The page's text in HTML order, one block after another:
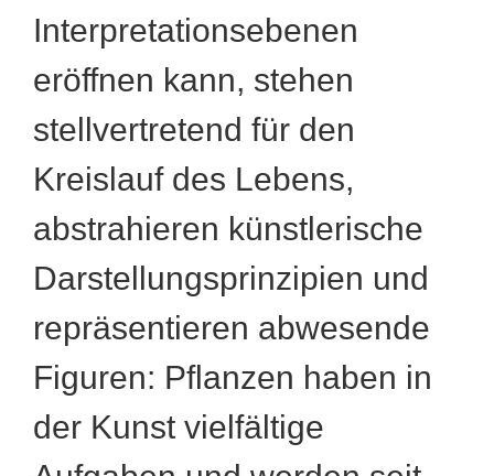
Interpretationsebenen
eröffnen kann, stehen
stellvertretend für den
Kreislauf des Lebens,
abstrahieren künstlerische
Darstellungsprinzipien und
repräsentieren abwesende
Figuren: Pflanzen haben in
der Kunst vielfältige